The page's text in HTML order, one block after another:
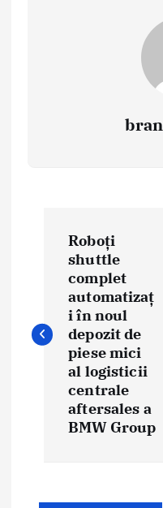
i
g
Roboți
shuttle
complet
automatizaţ
i în noul
depozit de
piese mici
al logisticii
centrale
aftersales a
BMW Group